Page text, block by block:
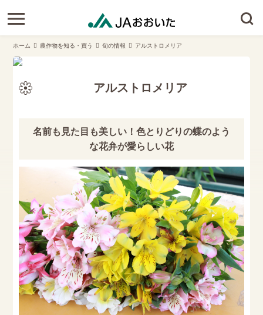
ホーム 農作物を知る・買う 旬の情報 アルストロメリア
アルストロメリア
名前も見た目も美しい！色とりどりの蝶のよう
な花弁が愛らしい花